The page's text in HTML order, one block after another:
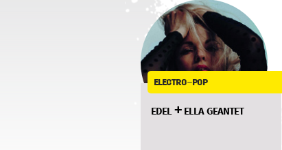
electro-pop
edel + ella geantet